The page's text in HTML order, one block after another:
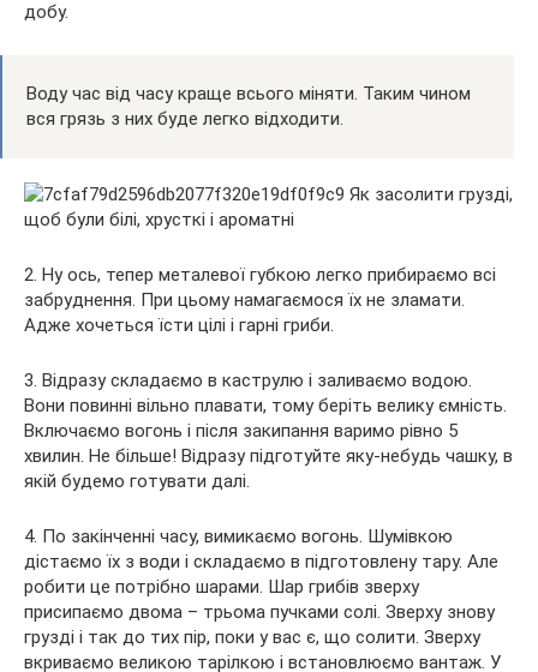
добу.
Воду час від часу краще всього міняти. Таким чином
вся грязь з них буде легко відходити.
2. Ну ось, тепер металевої губкою легко прибираємо всі
забруднення. При цьому намагаємося їх не зламати.
Адже хочеться їсти цілі і гарні гриби.
3. Відразу складаємо в каструлю і заливаємо водою.
Вони повинні вільно плавати, тому беріть велику ємність.
Включаємо вогонь і після закипання варимо рівно 5
хвилин. Не більше! Відразу підготуйте яку-небудь чашку, в
якій будемо готувати далі.
4. По закінченні часу, вимикаємо вогонь. Шумівкою
дістаємо їх з води і складаємо в підготовлену тару. Але
робити це потрібно шарами. Шар грибів зверху
присипаємо двома – трьома пучками солі. Зверху знову
грузді і так до тих пір, поки у вас є, що солити. Зверху
вкриваємо великою тарілкою і встановлюємо вантаж. У